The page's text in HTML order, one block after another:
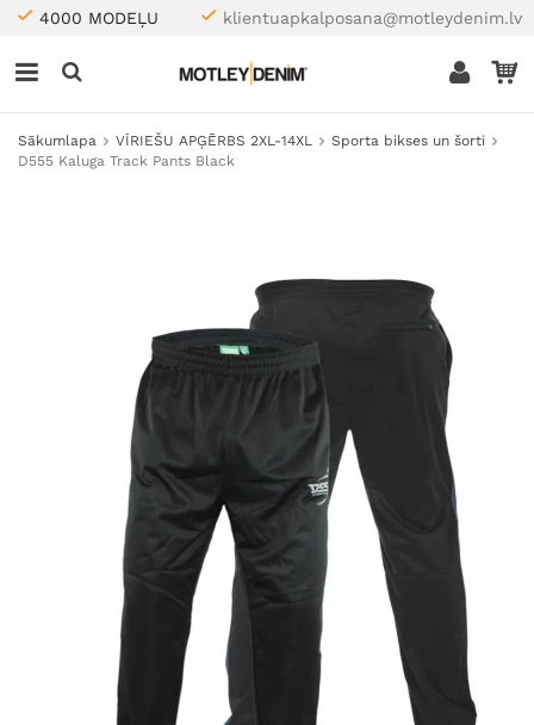
4000 MODEĻU klientuapkalposana@motleydenim.lv
Sākumlapa VĪRIEŠU APĢĒRBS 2XL-14XL
Sporta bikses un šorti
D555 Kaluga Track Pants Black